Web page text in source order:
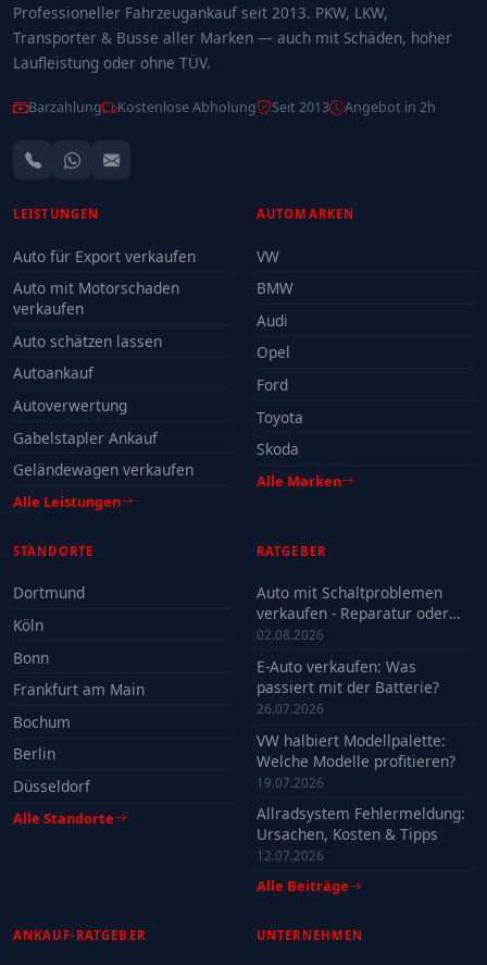
Professioneller Fahrzeugankauf seit 2013. PKW, LKW,
Transporter & Busse aller Marken — auch mit Schäden, hoher
Laufleistung oder ohne TÜV.
Barzahlung Kostenlose Abholung Seit 2013 Angebot in 2h
LEISTUNGEN
Auto für Export verkaufen
Auto mit Motorschaden
verkaufen
Auto schätzen lassen
Autoankauf
Autoverwertung
Gabelstapler Ankauf
Geländewagen verkaufen
Alle Leistungen
AUTOMARKEN
VW
BMW
Audi
Opel
Ford
Toyota
Skoda
Alle Marken
STANDORTE
Dortmund
Köln
Bonn
Frankfurt am Main
Bochum
Berlin
Düsseldorf
Alle Standorte
RATGEBER
Auto mit Schaltproblemen
verkaufen - Reparatur oder
Verkauf?
02.08.2026
E-Auto verkaufen: Was
passiert mit der Batterie?
26.07.2026
VW halbiert Modellpalette:
Welche Modelle profitieren?
19.07.2026
Allradsystem Fehlermeldung:
Ursachen, Kosten & Tipps
12.07.2026
Alle Beiträge
ANKAUF-RATGEBER UNTERNEHMEN